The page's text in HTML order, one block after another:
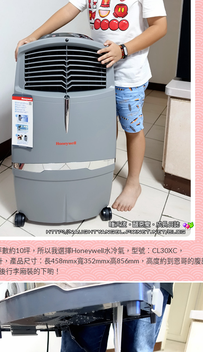
約10坪，所以我選擇Honeywell水冷氣，型號：CL30XC，
，產品尺寸：長458mmx寬352mmx高856mm，高度約到恩哥的腹
行李廂裝的下喲！